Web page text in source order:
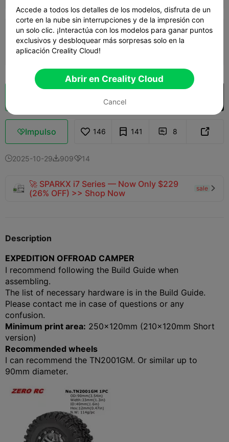
0.2mm layer, 2 walls, 15% infill
 1d 08h
Impulso 146 141  8 
2025-10-2990914
🚀 SPARKX i7 Series — Now Only $229
(26% OFF) >> Shop Now
sale 
Description
EXPEDITION OFFROAD CAMPER
I recommend following the Build Guide when
assembling.
The list of necessary hardware is in the Build Guide.
Please contact me in case of questions or any
confusion.
Minimum print area: 250x120mm (210x120mm Short
version)
Recommended wheels
I can recommend the TN2001GM. Or similar up to
90mm diameter.
Accede a todos los detalles de los modelos, disfruta de un
corte en la nube sin interrupciones y de la impresión con
un solo clic. ¡Interactúa con los modelos para ganar puntos
exclusivos y desbloquear más sorpresas solo en la
aplicación Creality Cloud!
Abrir en Creality Cloud
Cancel